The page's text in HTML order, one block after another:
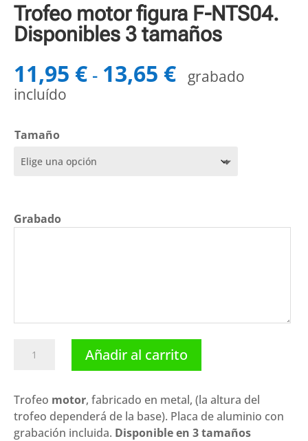
Trofeo motor figura F-NTS04.
Disponibles 3 tamaños
11,95 € - 13,65 €Rango
de
hasta
13,65 €
grabado
incluído
Tamaño
Grabado
motor
F-
NTS04.
Disponibles
Añadir al carrito
Trofeo motor, fabricado en metal, (la altura del
trofeo dependerá de la base). Placa de aluminio con
grabación incluida. Disponible en 3 tamaños